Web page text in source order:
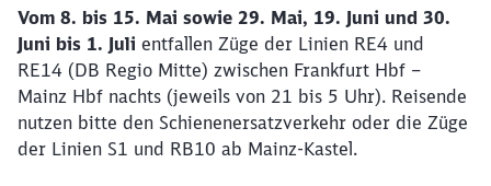
Vom 8. bis 15. Mai sowie 29. Mai, 19. Juni und 30.
Juni bis 1. Juli entfallen Züge der Linien RE4 und
RE14 (DB Regio Mitte) zwischen Frankfurt Hbf –
Mainz Hbf nachts (jeweils von 21 bis 5 Uhr). Reisende
nutzen bitte den Schienenersatzverkehr oder die Züge
der Linien S1 und RB10 ab Mainz-Kastel.